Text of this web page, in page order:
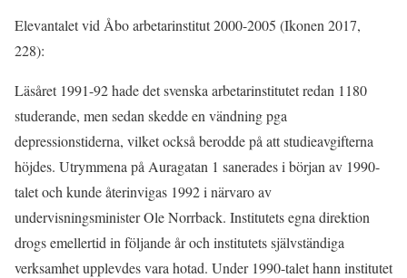
Elevantalet vid Åbo arbetarinstitut 2000-2005 (Ikonen 2017,
228):
Läsåret 1991-92 hade det svenska arbetarinstitutet redan 1180
studerande, men sedan skedde en vändning pga
depressionstiderna, vilket också berodde på att studieavgifterna
höjdes. Utrymmena på Auragatan 1 sanerades i början av 1990-
talet och kunde återinvigas 1992 i närvaro av
undervisningsminister Ole Norrback. Institutets egna direktion
drogs emellertid in följande år och institutets självständiga
verksamhet upplevdes vara hotad. Under 1990-talet hann institutet